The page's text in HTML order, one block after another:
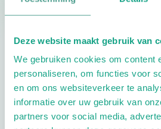
Deze website maakt gebruik van
We gebruiken cookies om content
personaliseren, om functies voor
en om ons websiteverkeer te
informatie over uw gebruik van
partners voor social media,
pedicure.